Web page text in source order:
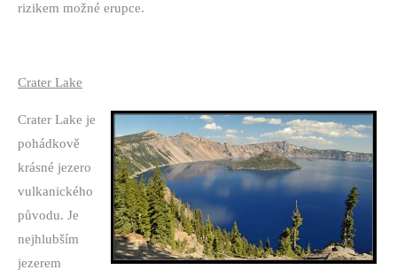
rizikem možné erupce.
Crater Lake
Crater Lake je
pohádkově
krásné jezero
vulkanického
původu. Je
nejhlubším
jezerem